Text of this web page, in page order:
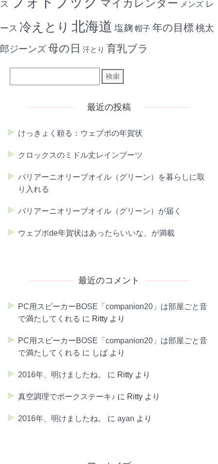
ス マイカレンダー メンズ レ
ース 冷えとり 北海道 塩麹 帽子 年の目標 桃太
郎ジーンズ母の日 汗とり 育乳ブラ
最近の投稿
けっきょく頼る：ウェブポの年賀状
クロックスのミドル丈レインブーツ
バリアーニオリーブオイル（グリーン）を暮らしに取
り入れる
バリアーニオリーブオイル（グリーン）が届く
ウェブポde年賀状はあったらいいな、が満載
最近のコメント
PC用スピーカーBOSE「companion20」は部屋ごと音
で満たしてくれる に Ritty より
PC用スピーカーBOSE「companion20」は部屋ごと音
で満たしてくれる に しば より
2016年、明けましたね。 に Ritty より
真空調理でポークステーキ♪ に Ritty より
2016年、明けましたね。 に ayan より